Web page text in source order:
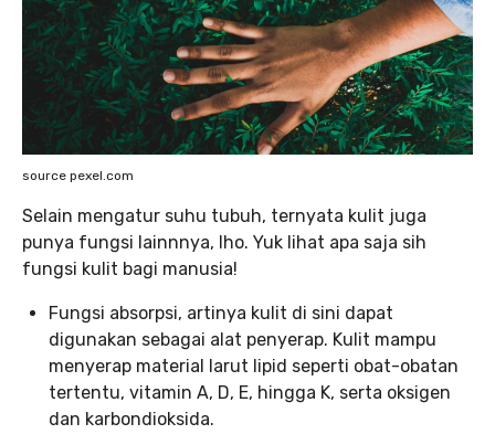
source pexel.com
Selain mengatur suhu tubuh, ternyata kulit juga
punya fungsi lainnnya, lho. Yuk lihat apa saja sih
fungsi kulit bagi manusia!
Fungsi absorpsi, artinya kulit di sini dapat
digunakan sebagai alat penyerap. Kulit mampu
menyerap material larut lipid seperti obat-obatan
tertentu, vitamin A, D, E, hingga K, serta oksigen
dan karbondioksida.